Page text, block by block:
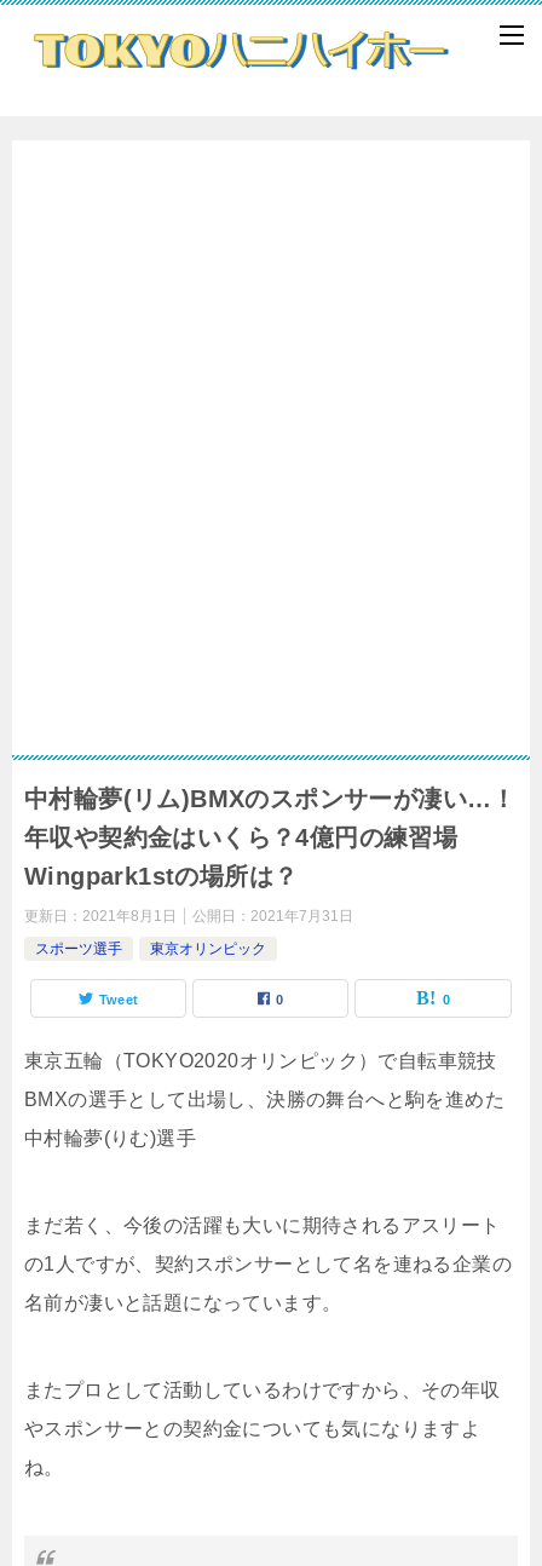
中村輪夢(リム)BMXのスポンサーが凄い…！
年収や契約金はいくら？4億円の練習場
Wingpark1stの場所は？
更新日： 2021年8月1日 公開日： 2021年7月31日
スポーツ選手
東京オリンピック
Tweet 0 0
東京五輪（TOKYO2020オリンピック）で自転車競技
BMXの選手として出場し、決勝の舞台へと駒を進めた
中村輪夢(りむ)選手
まだ若く、今後の活躍も大いに期待されるアスリート
の1人ですが、契約スポンサーとして名を連ねる企業の
名前が凄いと話題になっています。
またプロとして活動しているわけですから、その年収
やスポンサーとの契約金についても気になりますよ
ね。